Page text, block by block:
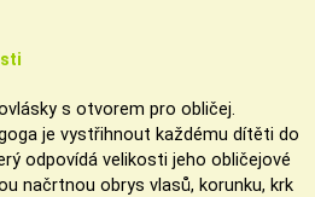
s otvorem pro obličej.
je vystřihnout každému dítěti do
odpovídá velikosti jeho obličejové
načrtnou obrys vlasů, korunku, krk